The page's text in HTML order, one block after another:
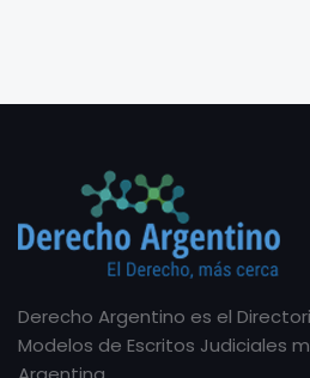
Derecho Argentino es el
Modelos de Escritos Judiciales